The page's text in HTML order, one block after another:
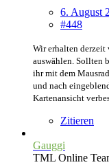
6. August
#448
Wir erhalten derzeit
auswählen. Sollten
ihr mit dem
und nach
Kartenansicht
Zitieren
Gauggi
TML Online